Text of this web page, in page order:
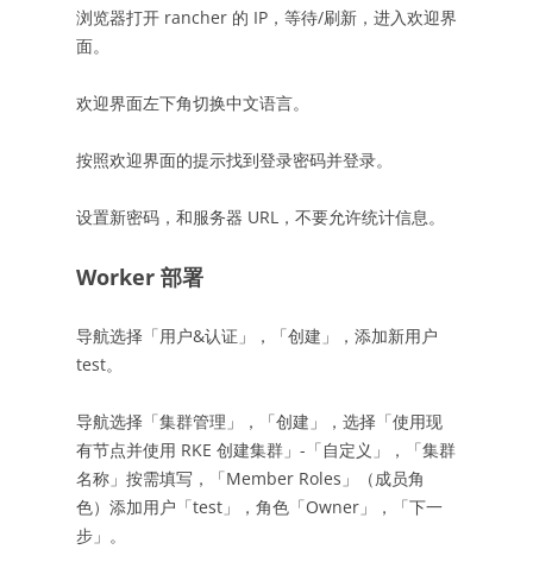
浏览器打开 rancher 的 IP，等待/刷新，进入欢迎界
面。
欢迎界面左下角切换中文语言。
按照欢迎界面的提示找到登录密码并登录。
设置新密码，和服务器 URL，不要允许统计信息。
Worker 部署
导航选择「用户&认证」，「创建」，添加新用户
test。
导航选择「集群管理」，「创建」，选择「使用现
有节点并使用 RKE 创建集群」-「自定义」，「集群
名称」按需填写，「Member Roles」（成员角
色）添加用户「test」，角色「Owner」，「下一
步」。